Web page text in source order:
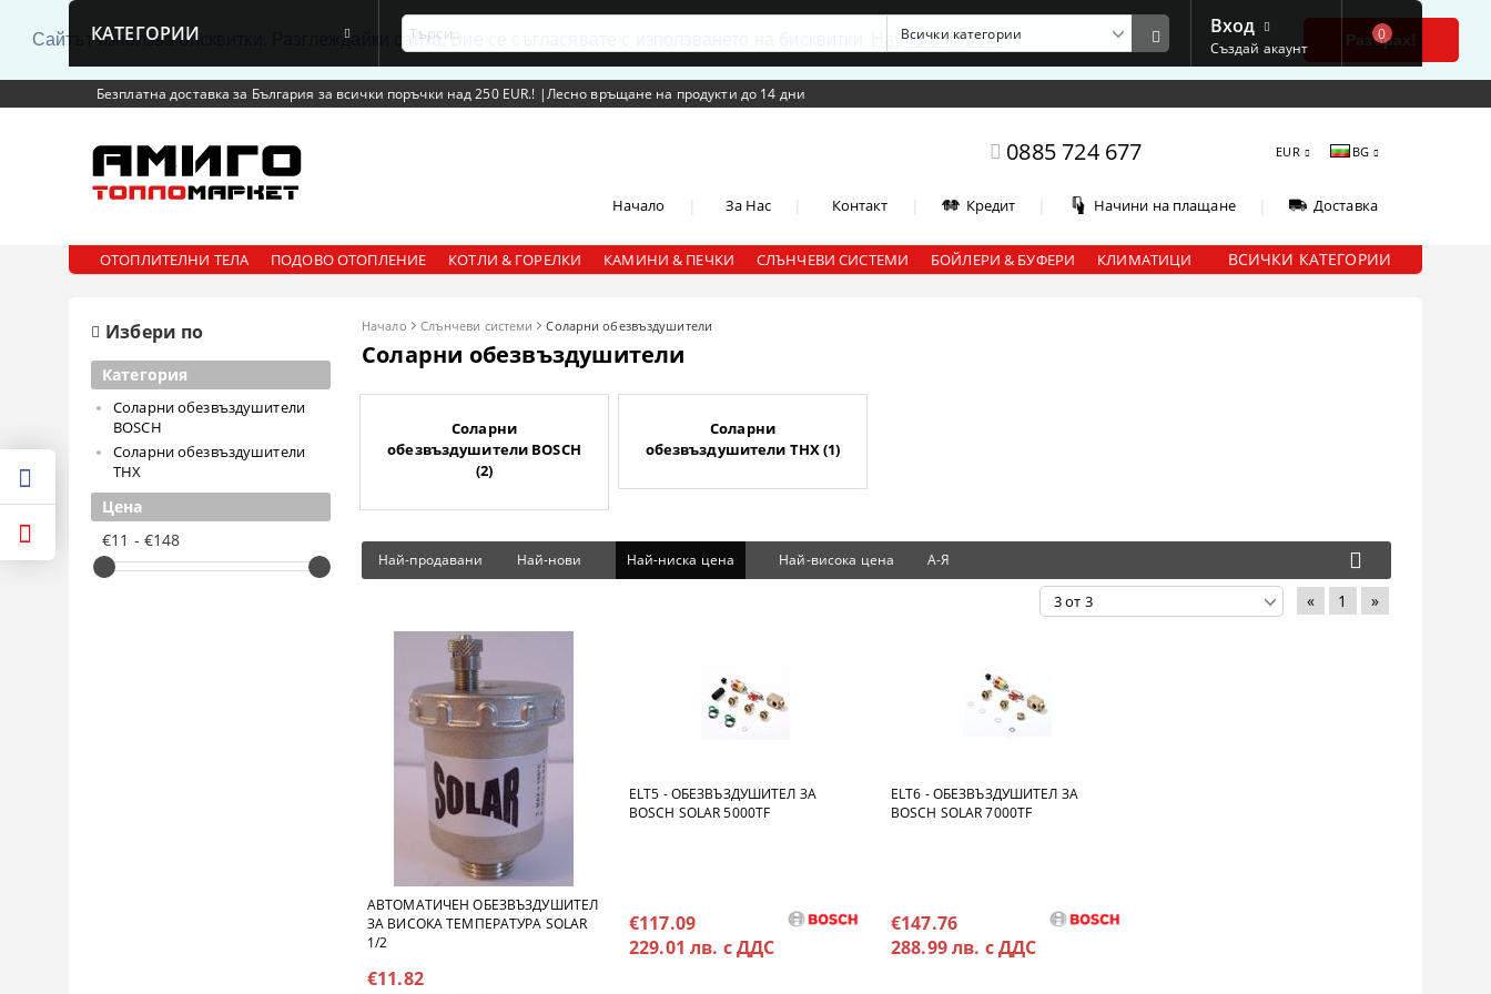
Сайтът използва бисквитки. Разглеждайки сайта, Вие се съгласявате с използването на бисквитки Научете повече Разбрах!
Безплатна доставка за България за всички поръчки над 250 EUR.! |Лесно връщане на продукти до 14 дни
0885 724 677 EUR BG
Начало За Нас Контакт Кредит Начини на плащане Доставка
КАТЕГОРИИ Вход
Създай акаунт
0
ОТОПЛИТЕЛНИ ТЕЛА ПОДОВО ОТОПЛЕНИЕ КОТЛИ & ГОРЕЛКИ КАМИНИ & ПЕЧКИ СЛЪНЧЕВИ СИСТЕМИ БОЙЛЕРИ & БУФЕРИ КЛИМАТИЦИ ВСИЧКИ КАТЕГОРИИ
Избери по
Категория
Соларни обезвъздушители
BOSCH
Соларни обезвъздушители
THX
Цена
€11 - €148
Начало Слънчеви системи Соларни обезвъздушители
Соларни обезвъздушители
Соларни
обезвъздушители BOSCH
(2)
Соларни
обезвъздушители THX (1)
Най-продавани Най-нови Най-ниска цена Най-висока цена А-Я
« 1 »
АВТОМАТИЧЕН ОБЕЗВЪЗДУШИТЕЛ
ЗА ВИСОКА ТЕМПЕРАТУРА SOLAR
1/2
€11.82
ELT5 - ОБЕЗВЪЗДУШИТЕЛ ЗА
BOSCH SOLAR 5000TF
€117.09
229.01 лв. с ДДС
ELT6 - ОБЕЗВЪЗДУШИТЕЛ ЗА
BOSCH SOLAR 7000TF
€147.76
288.99 лв. с ДДС